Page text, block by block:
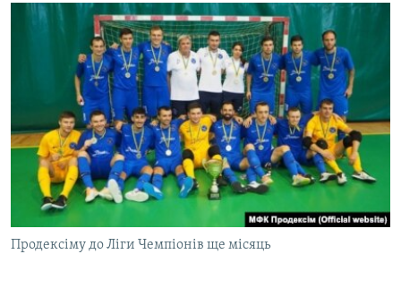
Продексіму до Ліги Чемпіонів ще місяць